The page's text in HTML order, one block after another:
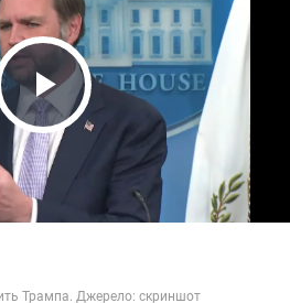
Play Video